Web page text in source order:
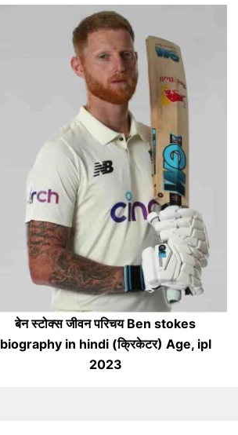
बेन स्टोक्स जीवन परिचय Ben stokes
biography in hindi (क्रिकेटर) Age, ipl
2023